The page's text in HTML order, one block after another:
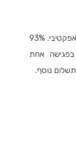
גישור לגירושין יבטיח הליך מהיר, יעיל ואפקטיבי. 93%
בפגישה אחת
נוסף.